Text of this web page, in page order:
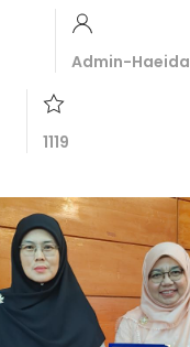
Admin-Haeida
1119